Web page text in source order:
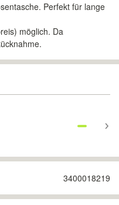
Perfekt für lange
möglich. Da
3400018219